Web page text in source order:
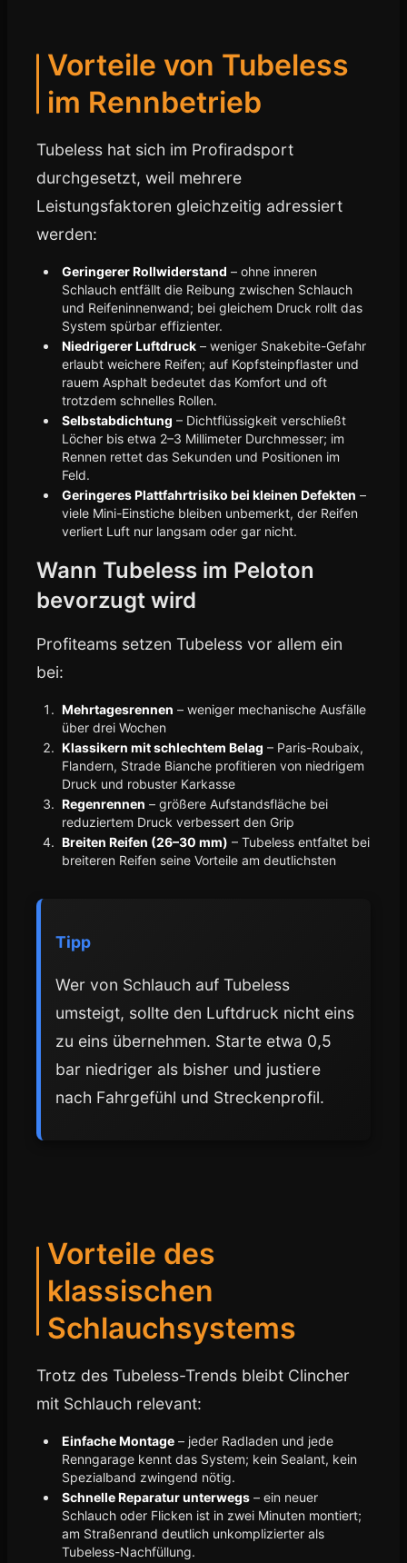
Vorteile von Tubeless
im Rennbetrieb
Tubeless hat sich im Profiradsport
durchgesetzt, weil mehrere
Leistungsfaktoren gleichzeitig adressiert
werden:
Geringerer Rollwiderstand – ohne inneren
Schlauch entfällt die Reibung zwischen Schlauch
und Reifeninnenwand; bei gleichem Druck rollt das
System spürbar effizienter.
Niedrigerer Luftdruck – weniger Snakebite-Gefahr
erlaubt weichere Reifen; auf Kopfsteinpflaster und
rauem Asphalt bedeutet das Komfort und oft
trotzdem schnelles Rollen.
Selbstabdichtung – Dichtflüssigkeit verschließt
Löcher bis etwa 2–3 Millimeter Durchmesser; im
Rennen rettet das Sekunden und Positionen im
Feld.
Geringeres Plattfahrtrisiko bei kleinen Defekten –
viele Mini-Einstiche bleiben unbemerkt, der Reifen
verliert Luft nur langsam oder gar nicht.
Wann Tubeless im Peloton
bevorzugt wird
Profiteams setzen Tubeless vor allem ein
bei:
Mehrtagesrennen – weniger mechanische Ausfälle
über drei Wochen
Klassikern mit schlechtem Belag – Paris-Roubaix,
Flandern, Strade Bianche profitieren von niedrigem
Druck und robuster Karkasse
Regenrennen – größere Aufstandsfläche bei
reduziertem Druck verbessert den Grip
Breiten Reifen (26–30 mm) – Tubeless entfaltet bei
breiteren Reifen seine Vorteile am deutlichsten
Tipp
Wer von Schlauch auf Tubeless
umsteigt, sollte den Luftdruck nicht eins
zu eins übernehmen. Starte etwa 0,5
bar niedriger als bisher und justiere
nach Fahrgefühl und Streckenprofil.
Vorteile des
klassischen
Schlauchsystems
Trotz des Tubeless-Trends bleibt Clincher
mit Schlauch relevant:
Einfache Montage – jeder Radladen und jede
Renngarage kennt das System; kein Sealant, kein
Spezialband zwingend nötig.
Schnelle Reparatur unterwegs – ein neuer
Schlauch oder Flicken ist in zwei Minuten montiert;
am Straßenrand deutlich unkomplizierter als
Tubeless-Nachfüllung.